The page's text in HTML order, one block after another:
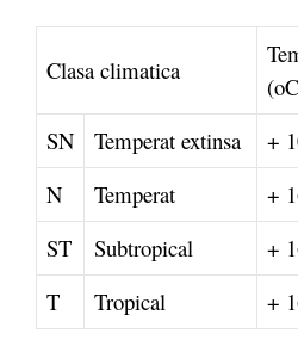
Clasa climatica
SN
Temperat extinsa
+
N
Temperat
+
ST
Subtropical
+
T
Tropical +